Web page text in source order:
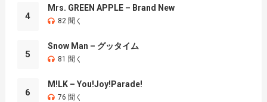
4
Mrs. GREEN APPLE – Brand New
82 聞く
5
Snow Man – グッタイム
81 聞く
6
M!LK – You!Joy!Parade!
76 聞く